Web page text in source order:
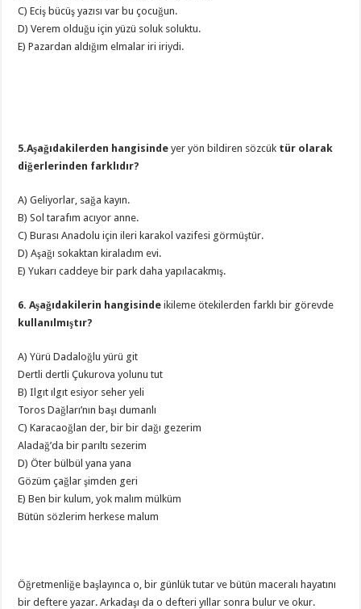
C) Eciş bücüş yazısı var bu çocuğun.
D) Verem olduğu için yüzü soluk soluktu.
E) Pazardan aldığım elmalar iri iriydi.
5.Aşağıdakilerden hangisindeyer yön bildiren sözcük tür olarak
diğerlerinden farklıdır?
A) Geliyorlar, sağa kayın.
B) Sol tarafım acıyor anne.
C) Burası Anadolu için ileri karakol vazifesi görmüştür.
D) Aşağı sokaktan kiraladım evi.
E) Yukarı caddeye bir park daha yapılacakmış.
6. Aşağıdakilerin hangisinde ikileme ötekilerden farklı bir görevde
kullanılmıştır?
A) Yürü Dadaloğlu yürü git
Dertli dertli Çukurova yolunu tut
B) Ilgıt ılgıt esiyor seher yeli
Toros Dağları’nın başı dumanlı
C) Karacaoğlan der, bir bir dağı gezerim
Aladağ’da bir parıltı sezerim
D) Öter bülbül yana yana
Gözüm çağlar şimden geri
E) Ben bir kulum, yok malım mülküm
Bütün sözlerim herkese malum
Öğretmenliğe başlayınca o, bir günlük tutar ve bütün maceralı hayatını
bir deftere yazar. Arkadaşı da o defteri yıllar sonra bulur ve okur.